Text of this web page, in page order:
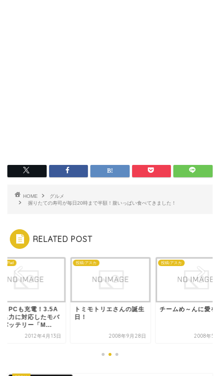
HOME
グルメ
握りたての寿司が毎日20時まで半額！腹いっぱい食べてきました！
RELATED POST
・iPad
トPCも充電！3.5A
出力に対応したモバ
バッテリー「M...
2012年4月13日
投稿:アスカ
トミモトリエさんの誕生
日！
2008年9月28日
投稿:アスカ
チームめ～んに愛を
2008年5